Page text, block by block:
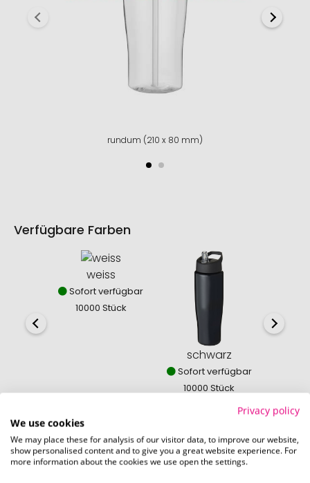
rundum (210 x 80 mm)
Verfügbare Farben
weiss
Sofort verfügbar
10000 Stück
schwarz
Sofort verfügbar
10000 Stück
So einfach bestellen Sie Ihre Werbeartikel bei
Privacy policy
We use cookies
We may place these for analysis of our visitor data, to improve our website,
show personalised content and to give you a great website experience. For
more information about the cookies we use open the settings.